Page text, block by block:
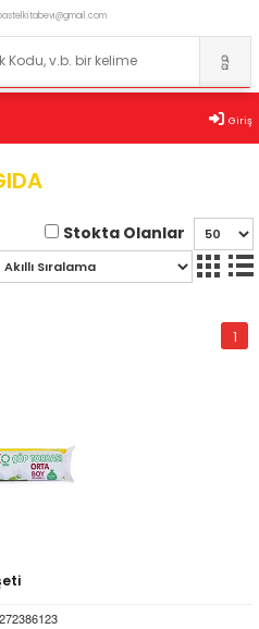
Giriş
Stokta Olanlar
1